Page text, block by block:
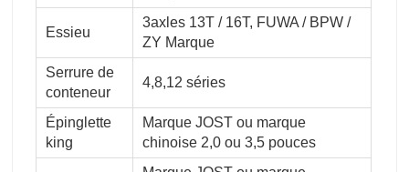
Essieu
3axles 13T / 16T, FUWA / BPW /
ZY Marque
Serrure de
conteneur
4,8,12 séries
Épinglette
king
Marque JOST ou marque
chinoise 2,0 ou 3,5 pouces